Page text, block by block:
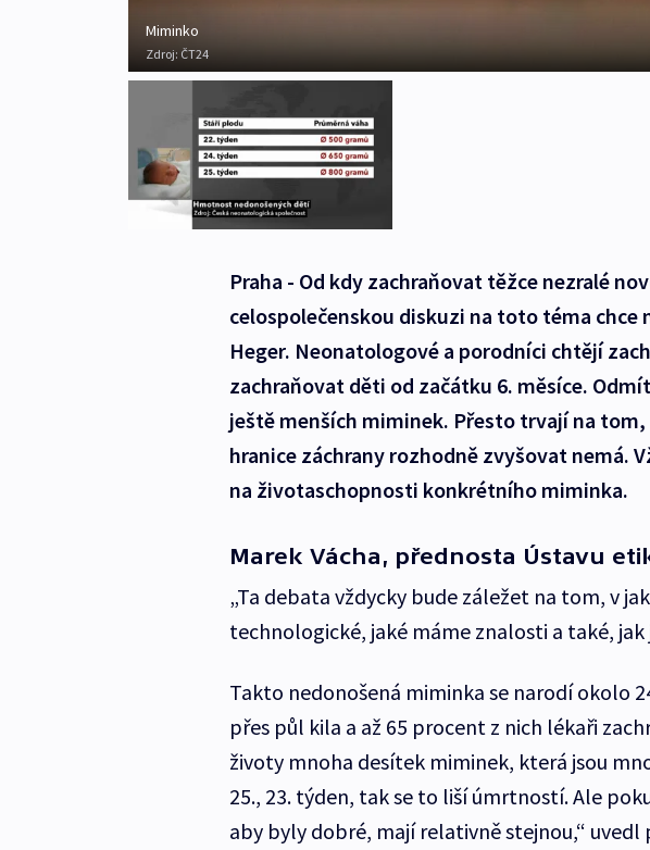
Miminko
Zdroj: ČT24
Praha - Od kdy zachraňovat těžce nezralé
celospolečenskou diskuzi na toto téma
Heger. Neonatologové a porodníci chtějí
zachraňovat děti od začátku 6. měsíce.
ještě menších miminek. Přesto trvají na tom,
hranice záchrany rozhodně zvyšovat nemá.
na životaschopnosti konkrétního miminka.
Marek Vácha, přednosta Ústavu
„Ta debata vždycky bude záležet na tom, v
technologické, jaké máme znalosti a také, jak
Takto nedonošená miminka se narodí okolo
přes půl kila a až 65 procent z nich lékaři
životy mnoha desítek miminek, která jsou
25., 23. týden, tak se to liší úmrtností. Ale
aby byly dobré, mají relativně stejnou,“ uvedl